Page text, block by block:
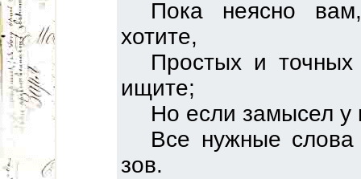
Пока неясно
хотите,
Простых и
ищите;
Но если замысел у
Все нужные
зов.